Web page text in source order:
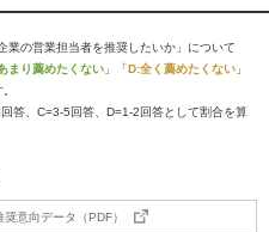
業の営業担当者を推奨したいか」について
まり薦めたくない 」「D:全く薦めたくない 」
答、C=3-5回答、D=1-2回答として割合を算
意向データ（PDF）